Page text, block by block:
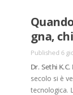
gna,
Published 6
Dr. Se­thi
se­co­lo si è
tec­no­lo­gi­ca.